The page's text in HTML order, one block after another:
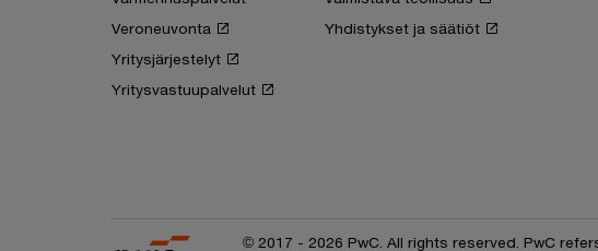
Veroneuvonta
Yritysjärjestelyt
Yritysvastuupalvelut
Yhdistykset ja säätiöt
© 2017 - 2026 PwC. All rights reserved. PwC